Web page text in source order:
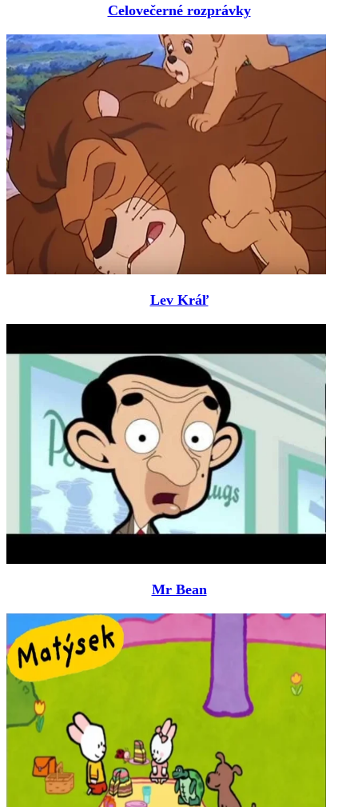
Celovečerné rozprávky
Lev Kráľ
Mr Bean